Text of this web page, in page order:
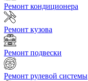
Ремонт кондиционера
Ремонт кузова
Ремонт подвески
Ремонт рулевой системы